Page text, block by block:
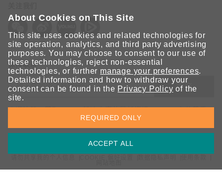
保持联系
提交
欢迎注册，获取 Moxa 解决方案的最新资讯。Moxa 充分尊重
您的隐私，绝不会透露您的邮箱信息。
About Cookies on This Site
This site uses cookies and related technologies for
site operation, analytics, and third party advertising
purposes. You may choose to consent to our use of
these technologies, reject non-essential
technologies, or further manage your preferences.
Detailed information and how to withdraw your
consent can be found in the Privacy Policy of the
site.
ACCEPT ALL
REQUIRED ONLY